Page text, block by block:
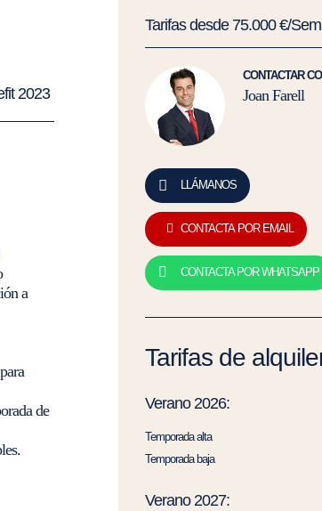
2023
a
de
Tarifas desde 75.000 €/
CONTACTAR
Joan Farell
LLÁMANOS
CONTACTA POR EMAIL
CONTACTA POR WHATSAPP
Tarifas de
Verano 2026:
Temporada alta
Temporada baja
Verano 2027: